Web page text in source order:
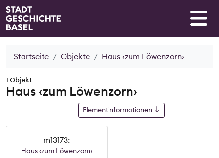
Startseite Objekte Haus ‹zum Löwenzorn›
1 Objekt
Haus ‹zum Löwenzorn›
Elementinformationen
m13173:
Haus ‹zum Löwenzorn›